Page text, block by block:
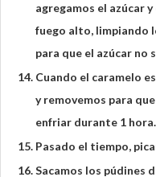
agregamos el azúcar
fuego alto, limpiando
para que el azúcar no
Cuando el caramelo
y removemos para
enfriar durante 1 hora.
Pasado el tiempo,
Sacamos los púdines